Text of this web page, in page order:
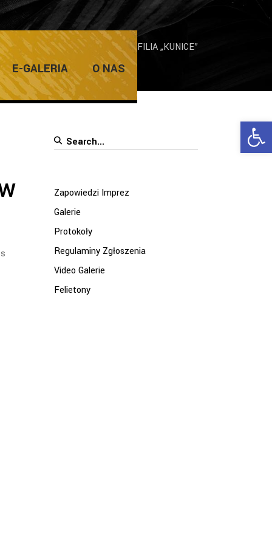
E-GALERIA O NAS
meets Oriental Dance” w ŻDK FILIA „KUNICE”
Search
Zapowiedzi Imprez
Galerie
Protokoły
Regulaminy Zgłoszenia
Video Galerie
Felietony